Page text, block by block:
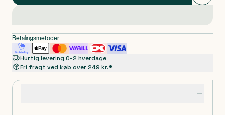
Betalingsmetoder:
Hurtig levering 0-2 hverdage
Fri fragt ved køb over 249 kr.*